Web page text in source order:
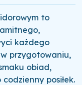
to
każdego
przygotowaniu,
obiad,
posiłek.